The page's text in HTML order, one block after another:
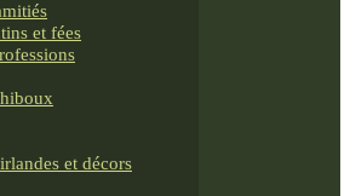
et fées
et décors